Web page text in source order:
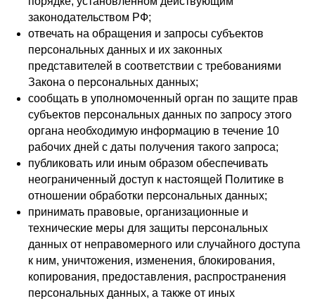
законодательством РФ;
отвечать на обращения и запросы субъектов
персональных данных и их законных
представителей в соответствии с требованиями
Закона о персональных данных;
сообщать в уполномоченный орган по защите прав
субъектов персональных данных по запросу этого
органа необходимую информацию в течение 10
рабочих дней с даты получения такого запроса;
публиковать или иным образом обеспечивать
неограниченный доступ к настоящей Политике в
отношении обработки персональных данных;
принимать правовые, организационные и
технические меры для защиты персональных
данных от неправомерного или случайного доступа
к ним, уничтожения, изменения, блокирования,
копирования, предоставления, распространения
персональных данных, а также от иных